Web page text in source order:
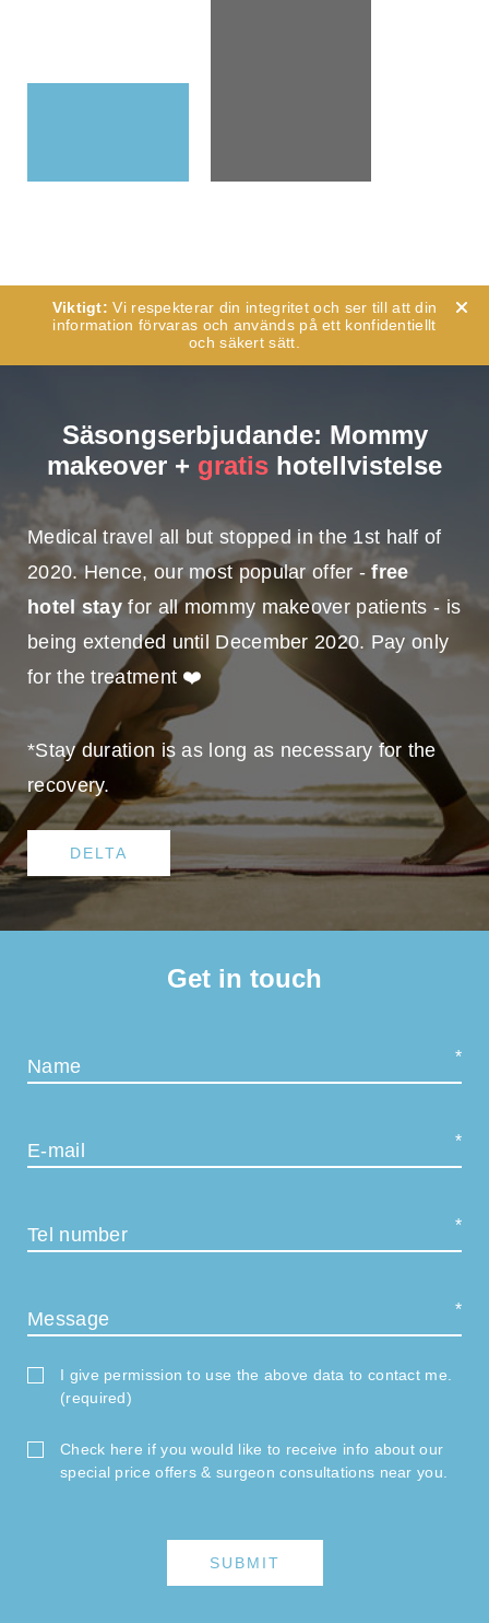
Vi respekterar din integritet och ser till att din
information förvaras och används på ett konfidentiellt
och säkert sätt.
Säsongserbjudande: Mommy
makeover + gratis hotellvistelse
Medical travel all but stopped in the 1st half of
2020. Hence, our most popular offer -free
hotel stay for all mommy makeover patients - is
being extended until December 2020. Pay only
for the treatment ❤️
*Stay duration is as long as necessary for the
recovery.
DELTA
Get in touch
Name
E-mail
Tel number
Message
I give permission to use the above data to contact me.
(required)
Check here if you would like to receive info about our
special price offers & surgeon consultations near you.
SUBMIT